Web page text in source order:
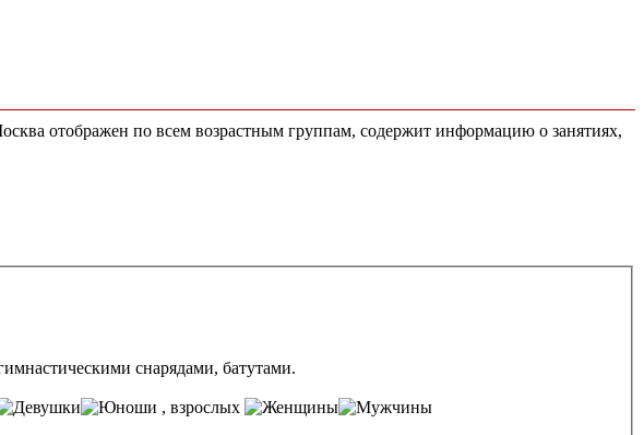
отображен по всем возрастным группам, содержит информацию о занятиях,
снарядами, батутами.
, взрослых